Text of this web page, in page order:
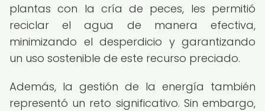
plantas con la cría de peces, les permitió
reciclar el agua de manera efectiva,
minimizando el desperdicio y garantizando
un uso sostenible de este recurso preciado.
Además, la gestión de la energía también
representó un reto significativo. Sin embargo,